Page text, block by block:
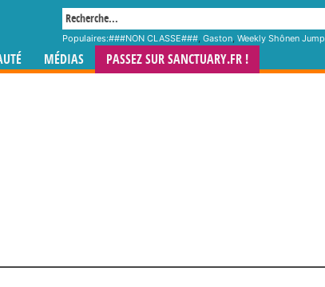
Populaires:###NON CLASSE###, Gaston, Weekly Shônen Jump
MÉDIAS PASSEZ SUR SANCTUARY.FR !